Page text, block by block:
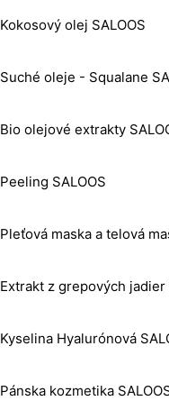
Kokosový olej SALOOS
Suché oleje - Squalane
Bio olejové extrakty
Peeling SALOOS
Pleťová maska a telová
Extrakt z grepových jadier
Kyselina Hyalurónová
Pánska kozmetika